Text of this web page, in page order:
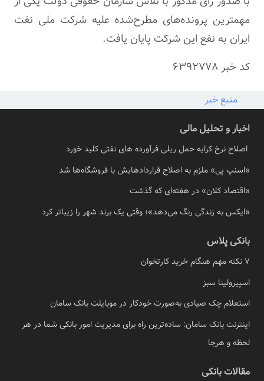
مهمترین پرونده‌های مطرح‌شده علیه شرکت ملی نفت
ایران به نفع این شرکت پایان یافت.
کد خبر6392778
منبع خبر
اخبار و تحلیل مالی
اصلاح نرخ کرایه حمل ریلی فرآورده های نفتی کلید خورد
«اسنپ پی» ملزم به اصلاح قراردادهایش با فروشگاه‌ها شد
«اقتصاد کلان» در هفته‌ای که گذشت
«ایکس به زندگی رنگ می‌دهد»؛ وقتی یک برند شهر را زیباتر کرد
بانکی پلاس
7 نکته مهم هنگام خرید کارتخوان
اسپیرولینا سبز
استعلام چک صیادی به‌صورت خودکار در موبایلت بانک سامان
اینترنت بانک سامان: ساده‌ترین راه برای مدیریت امور بانکی شما در هر
لحظه و هرجا
مقالات بانکی